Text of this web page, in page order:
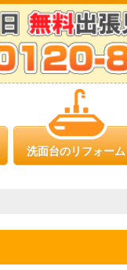
洗面台のリフォーム